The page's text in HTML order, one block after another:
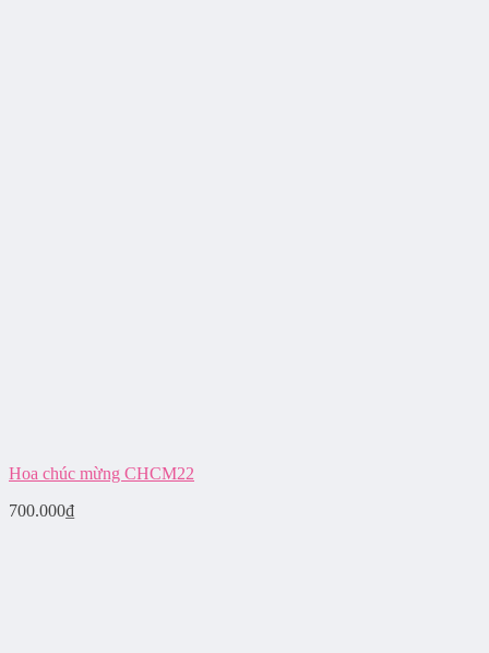
Hoa chúc mừng CHCM22
700.000₫